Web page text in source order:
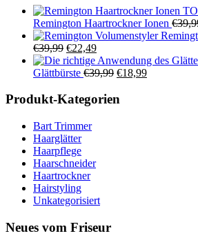
Remington Haartrockner Ionen €
€39,99 Ursprünglicher
Preis
war:
€22,49Aktueller
Preis
ist:
Glättbürste €39,99 Ursprünglicher
war:
€18,99Aktueller
Produkt-Kategorien
Bart Trimmer
Haarglätter
Haarpflege
Haarschneider
Haartrockner
Hairstyling
Unkategorisiert
Neues vom Friseur